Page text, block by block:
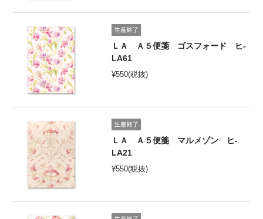
ＬＡ Ａ５便箋 ゴスフォード ヒ-
LA61
¥550(税抜)
ＬＡ Ａ５便箋 マルメゾン ヒ-
LA21
¥550(税抜)